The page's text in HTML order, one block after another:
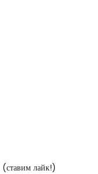
(ставим лайк!)